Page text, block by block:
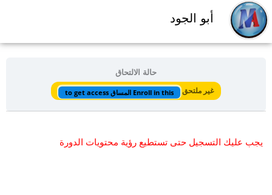
‫أبو الجود
حالة الالتحاق
غير ملتحق Enroll in this المساق to get access
يجب عليك التسجيل حتى تستطيع رؤية محتويات الدورة